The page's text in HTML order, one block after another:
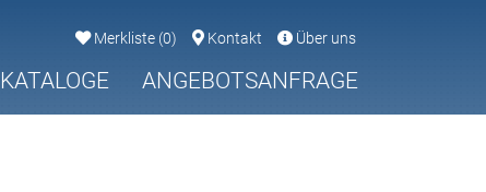
Merkliste (0) Kontakt Über uns
KATALOGE ANGEBOTSANFRAGE